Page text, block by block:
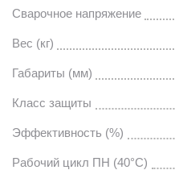
Сварочное напряжение
Вес (кг)
Габариты (мм)
Класс защиты
Эффективность (%)
Рабочий цикл ПН (40°C)